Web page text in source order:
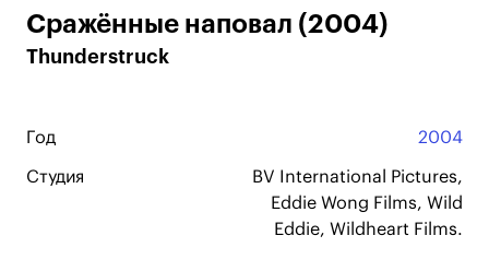
Сражённые наповал (2004)
Thunderstruck
Год 2004
Студия
BV International Pictures,
Eddie Wong Films, Wild
Eddie, Wildheart Films.